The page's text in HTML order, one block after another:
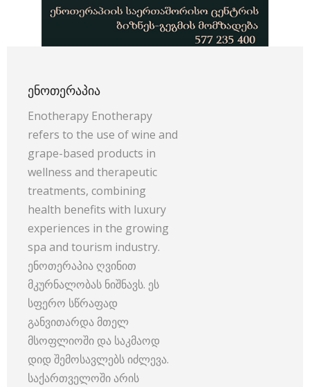
ᲔᲜᲝᲗᲔᲠᲐᲞᲘᲐ
Enotherapy Enotherapy
refers to the use of wine and
grape-based products in
wellness and therapeutic
treatments, combining
health benefits with luxury
experiences in the growing
spa and tourism industry.
ენოთერაპია ღვინით
მკურნალობას ნიშნავს. ეს
სფერო სწრაფად
განვითარდა მთელ
მსოფლიოში და საკმაოდ
დიდ შემოსავლებს იძლევა.
საქართველოში არის